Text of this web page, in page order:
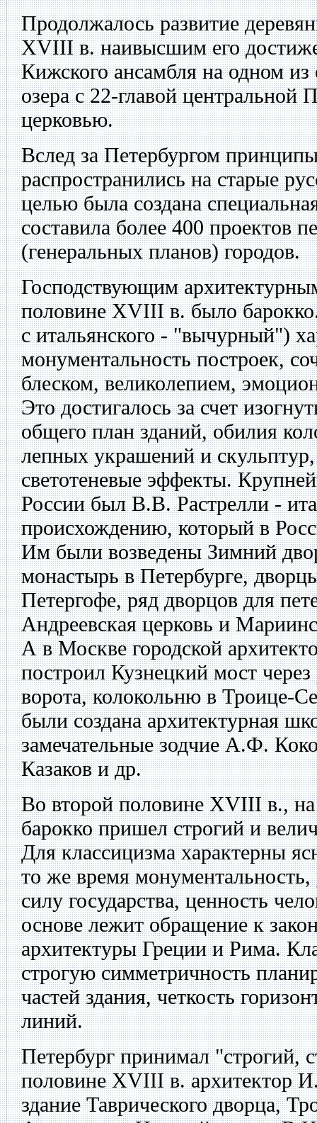
Продолжалось развитие
XVIII в. наивысшим его
Кижского ансамбля на одном из
озера с 22-главой центральной
церковью.
Вслед за Петербургом
распространились на старые
целью была создана
составила более 400 проектов
(генеральных планов) городов.
Господствующим
половине XVIII в. было
с итальянского - "вычурный")
монументальность построек,
блеском, великолепием,
Это достигалось за счет
общего план зданий, обилия
лепных украшений и
светотеневые эффекты.
России был В.В. Растрелли -
происхождению, который в
Им были возведены Зимний
монастырь в Петербурге,
Петергофе, ряд дворцов для
Андреевская церковь и
А в Москве городской
построил Кузнецкий мост
ворота, колокольню в Троице-
были создана архитектурная
замечательные зодчие А.Ф.
Казаков и др.
Во второй половине XVIII в.,
барокко пришел строгий и
Для классицизма характерны
то же время
силу государства, ценность
основе лежит обращение к
архитектуры Греции и Рима.
строгую симметричность
частей здания, четкость
линий.
Петербург принимал "строгий,
половине XVIII в. архитектор
здание Таврического дворца,